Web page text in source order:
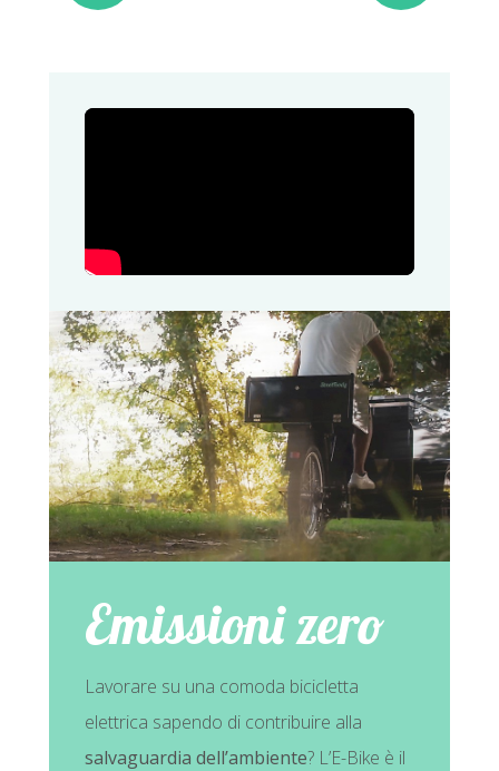
Emissioni zero
Lavorare su una comoda bicicletta
elettrica sapendo di contribuire alla
salvaguardia dell’ambiente? L’E-Bike è il